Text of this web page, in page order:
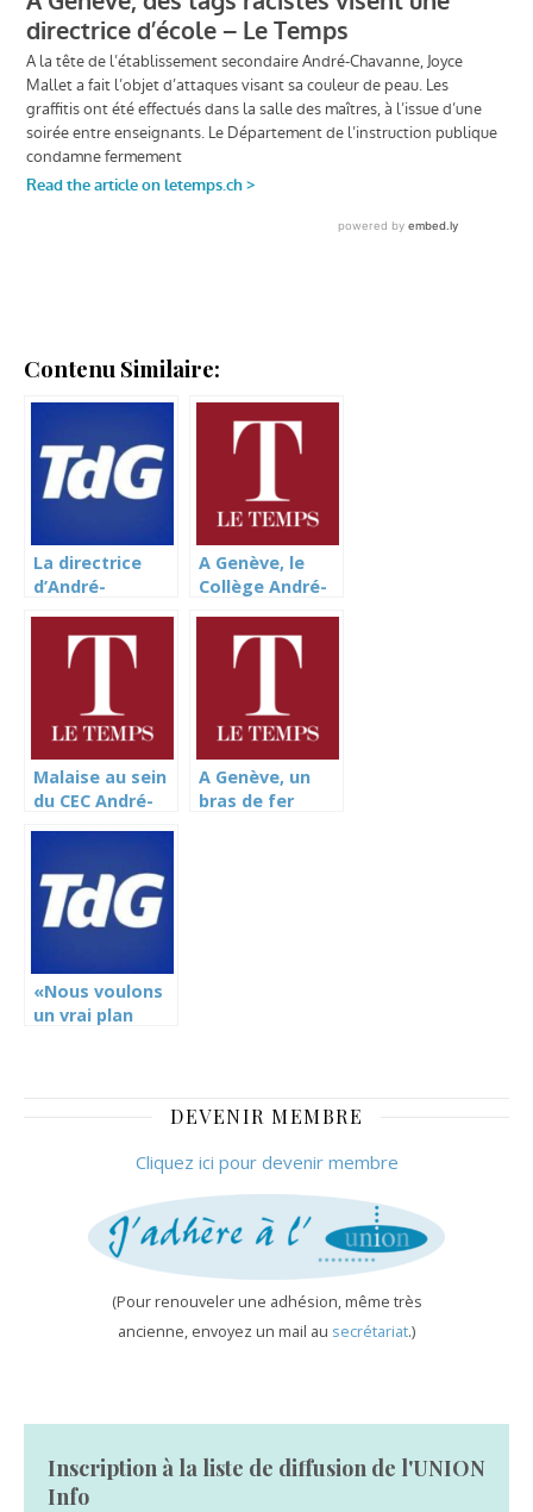
Contenu Similaire:
La directrice
d’André-
par des tags
racistes
Genève)
A Genève, le
Collège André-
s’enfonce dans
une crise
aiguë (Le
Temps)
Malaise au sein
du CEC André-
Temps)
A Genève, un
bras de fer
«Nous voulons
un vrai plan
DEVENIR MEMBRE
Cliquez ici pour devenir membre
(Pour renouveler une adhésion, même très
ancienne, envoyez un mail au secrétariat.)
Inscription à la liste de diffusion de l'UNION
Info